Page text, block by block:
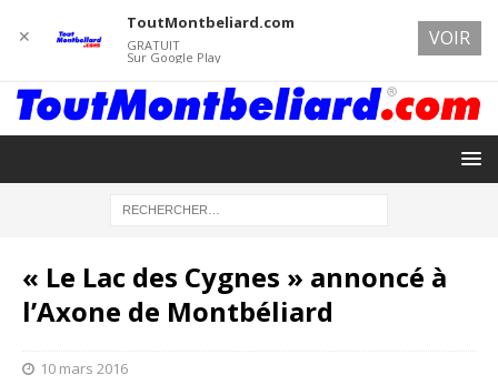
« Le Lac des Cygnes » annoncé à
l’Axone de Montbéliard
10 mars 2016
✕
ToutMontbeliard.com
GRATUIT
Sur Google Play
VOIR